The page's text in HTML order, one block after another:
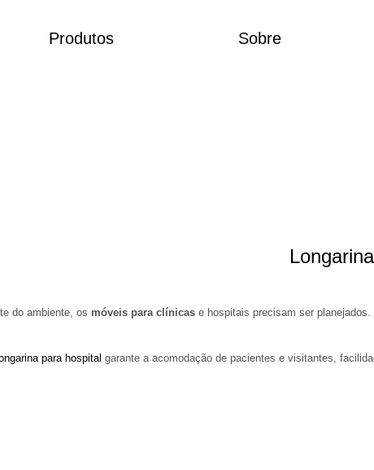
Produtos Sobre
do ambiente, os móveis para clínicas e hospitais precisam ser
para hospital garante a acomodação de pacientes e visitantes,